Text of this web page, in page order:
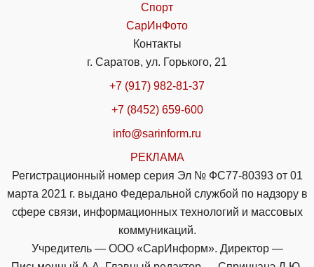
Спорт
СарИнФото
Контакты
г. Саратов, ул. Горького, 21
+7 (917) 982-81-37
+7 (8452) 659-600
info@sarinform.ru
РЕКЛАМА
Регистрационный номер серия Эл № ФС77-80393 от 01
марта 2021 г. выдано Федеральной службой по надзору в
сфере связи, информационных технологий и массовых
коммуникаций.
Учредитель — ООО «СарИнформ». Директор —